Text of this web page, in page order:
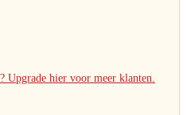
Upgrade hier voor meer klanten.